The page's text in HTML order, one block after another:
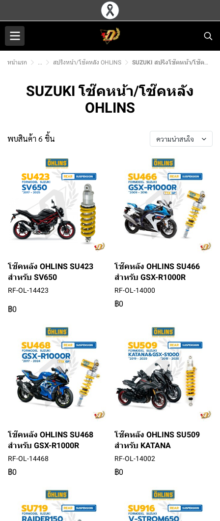
หน้าแรก ... สปริงหน้า/โช๊คหลัง OHLINS SUZUKI สปริงโช๊คหน้า/โช๊คหลัง OHLINS
SUZUKI โช๊คหน้า/โช๊คหลัง
OHLINS
พบสินค้า 6 ชิ้น ความน่าสนใจ
โช๊คหลัง OHLINS SU423
สำหรับ SV650
RF-OL-14423
฿0
โช๊คหลัง OHLINS SU466
สำหรับ GSX-R1000R
RF-OL-14000
฿0
โช๊คหลัง OHLINS SU468
สำหรับ GSX-R1000R
RF-OL-14468
฿0
โช๊คหลัง OHLINS SU509
สำหรับ KATANA
RF-OL-14002
฿0